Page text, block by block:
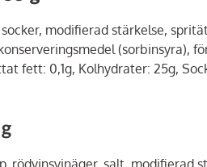
modifierad stärkelse,
(sorbinsyra),
fett: 0,1g, Kolhydrater: 25g,
rödvinsvinäger, salt, modifierad